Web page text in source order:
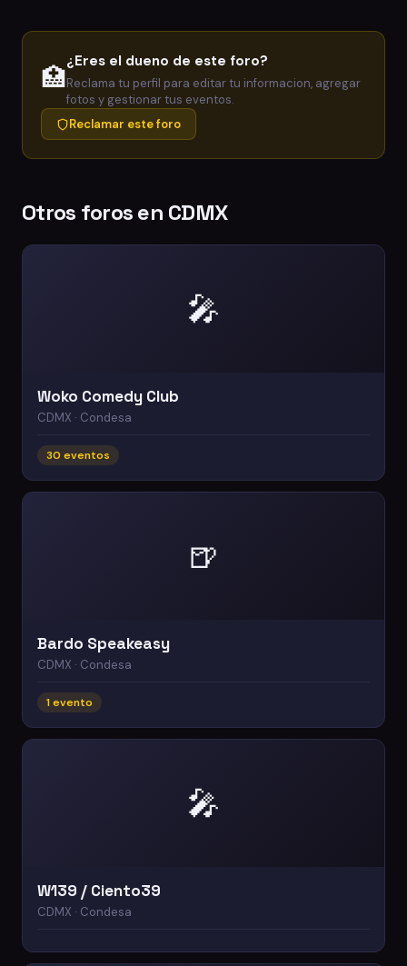
🏥
¿Eres el dueno de este foro?
Reclama tu perfil para editar tu informacion, agregar
fotos y gestionar tus eventos.
Reclamar este foro
Otros foros en CDMX
🎤
Woko Comedy Club
CDMX · Condesa
30 eventos
🍺
Bardo Speakeasy
CDMX · Condesa
1 evento
🎤
W139 / Ciento39
CDMX · Condesa